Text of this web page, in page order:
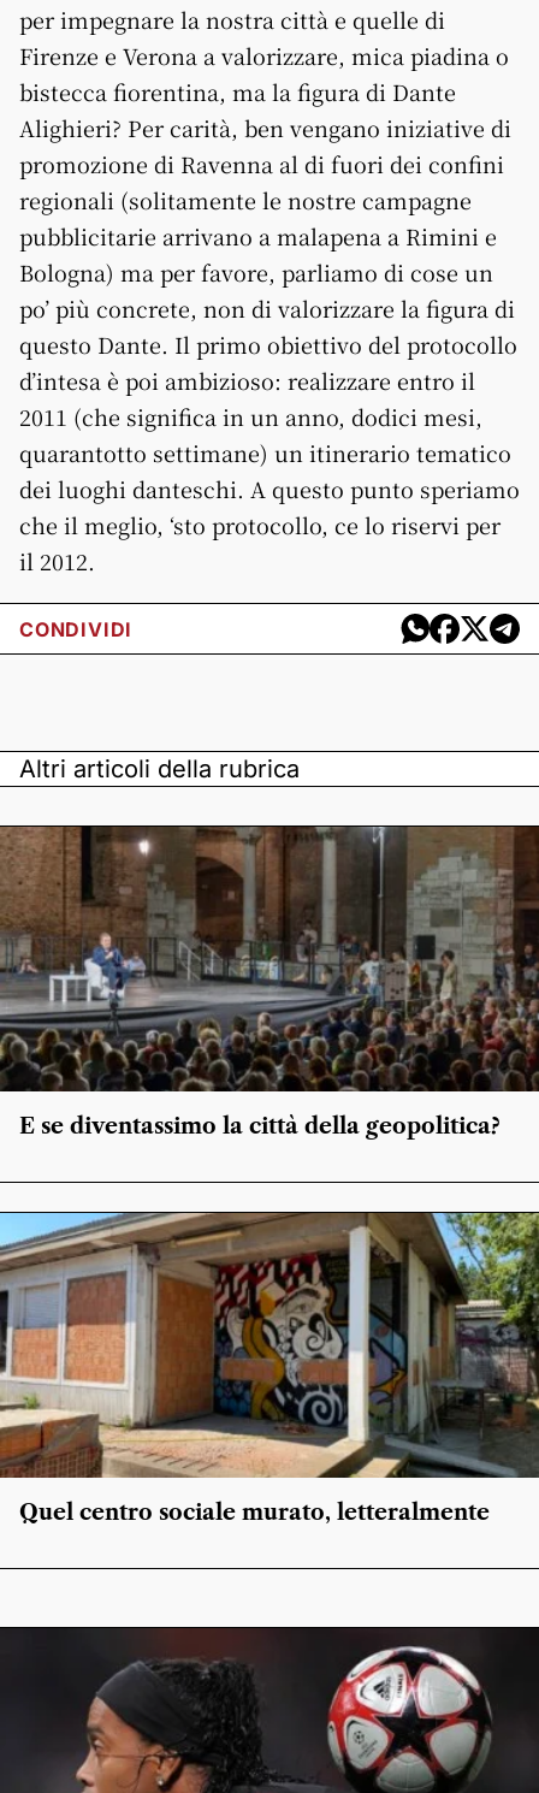
per impegnare la nostra città e quelle di
Firenze e Verona a valorizzare, mica piadina o
bistecca fiorentina, ma la figura di Dante
Alighieri? Per carità, ben vengano iniziative di
promozione di Ravenna al di fuori dei confini
regionali (solitamente le nostre campagne
pubblicitarie arrivano a malapena a Rimini e
Bologna) ma per favore, parliamo di cose un
po’ più concrete, non di valorizzare la figura di
questo Dante. Il primo obiettivo del protocollo
d’intesa è poi ambizioso: realizzare entro il
2011 (che significa in un anno, dodici mesi,
quarantotto settimane) un itinerario tematico
dei luoghi danteschi. A questo punto speriamo
che il meglio, ‘sto protocollo, ce lo riservi per
il 2012.
CONDIVIDI
Altri articoli della rubrica
E se diventassimo la città della geopolitica?
Quel centro sociale murato, letteralmente